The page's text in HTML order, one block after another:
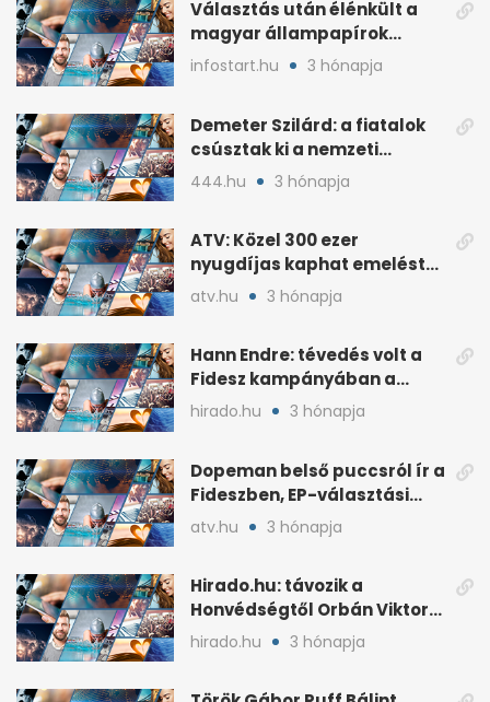
Választás után élénkült a
magyar állampapírok
lakossági értékesítése
infostart.hu 3 hónapja
Demeter Szilárd: a fiatalok
csúsztak ki a nemzeti
kultúrából
444.hu 3 hónapja
ATV: Közel 300 ezer
nyugdíjas kaphat emelést
idén a Tisza terve szerint
atv.hu 3 hónapja
Hann Endre: tévedés volt a
Fidesz kampányában a
háborús veszély
hirado.hu 3 hónapja
Dopeman belső puccsról ír a
Fideszben, EP-választási
árral
atv.hu 3 hónapja
Hirado.hu: távozik a
Honvédségtől Orbán Viktor
fia, Orbán Gáspár
hirado.hu 3 hónapja